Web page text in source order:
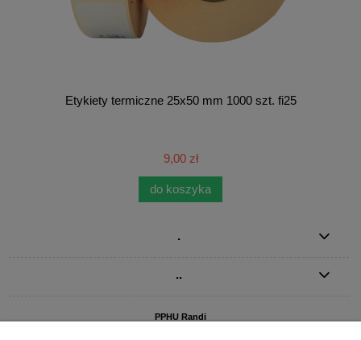
Etykiety termiczne 25x50 mm 1000 szt. fi25
9,00 zł
do koszyka
.
..
PPHU Randi